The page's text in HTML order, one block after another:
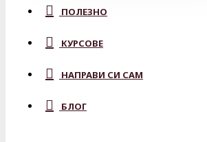
ПОЛЕЗНО
КУРСОВЕ
НАПРАВИ СИ САМ
БЛОГ